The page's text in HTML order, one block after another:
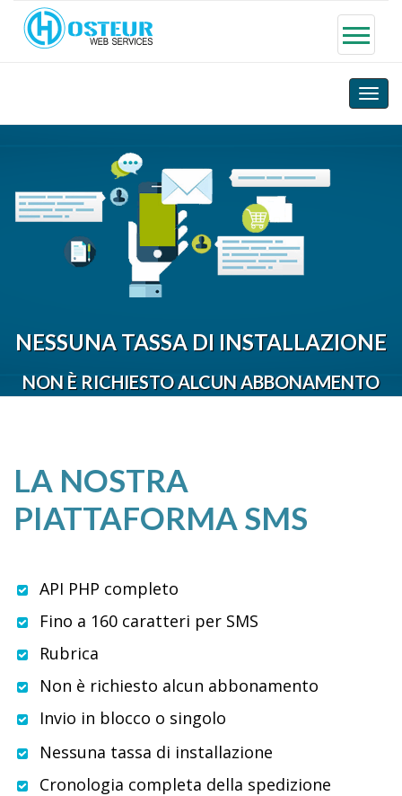
Toggle
NESSUNA TASSA DI INSTALLAZIONE
NON È RICHIESTO ALCUN ABBONAMENTO
LA NOSTRA
PIATTAFORMA SMS
API PHP completo
Fino a 160 caratteri per SMS
Rubrica
Non è richiesto alcun abbonamento
Invio in blocco o singolo
Nessuna tassa di installazione
Cronologia completa della spedizione